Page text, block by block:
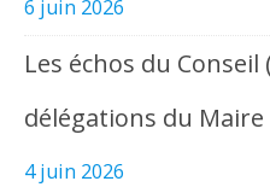
6 juin 2026
Les échos du Conseil
délégations du Maire
4 juin 2026